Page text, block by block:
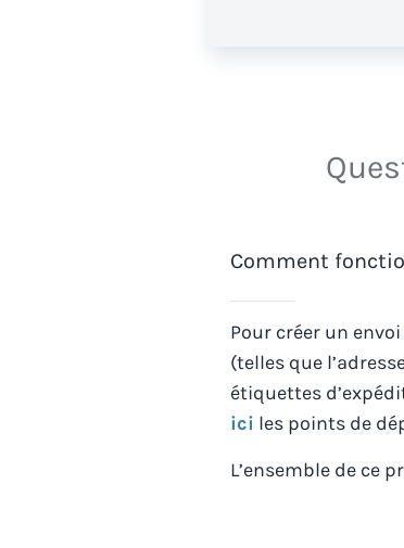
Comment
Pour créer un
(telles que
étiquettes
ici les points de
L’ensemble de ce